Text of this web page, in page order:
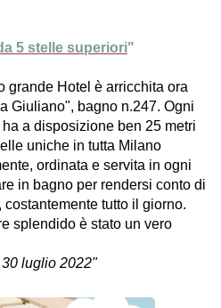
5 stelle superiori"
grande Hotel è arricchita ora
Giuliano", bagno n.247. Ogni
a disposizione ben 25 metri
uniche in tutta Milano
ordinata e servita in ogni
in bagno per rendersi conto di
tutto il giorno.
splendido è stato un vero
luglio 2022"